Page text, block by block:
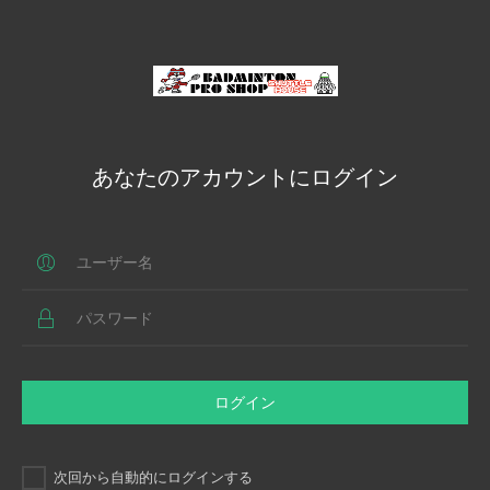
あなたのアカウントにログイン
ログイン
次回から自動的にログインする